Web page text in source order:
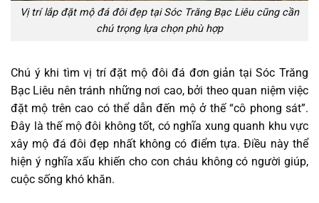
Vị trí lắp đặt mộ đá đôi đẹp tại Sóc Trăng Bạc Liêu cũng cần
chú trọng lựa chọn phù hợp
Chú ý khi tìm vị trí đặt mộ đôi đá đơn giản tại Sóc Trăng
Bạc Liêu nên tránh những nơi cao, bởi theo quan niệm việc
đặt mộ trên cao có thể dẫn đến mộ ở thế “cô phong sát”.
Đây là thế mộ đôi không tốt, có nghĩa xung quanh khu vực
xây mộ đá đôi đẹp nhất không có điểm tựa. Điều này thể
hiện ý nghĩa xấu khiến cho con cháu không có người giúp,
cuộc sống khó khăn.